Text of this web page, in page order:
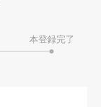
本登録完了